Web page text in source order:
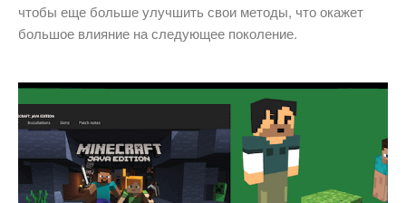
чтобы еще больше улучшить свои методы, что окажет
большое влияние на следующее поколение.